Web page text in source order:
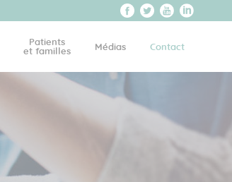
Patients
et familles
Médias Contact